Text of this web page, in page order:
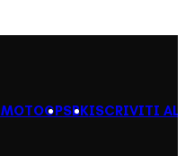
SBKISCRIVITI AL